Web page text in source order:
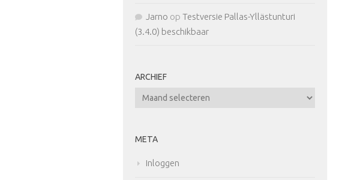
Jarno op Testversie Pallas-Yllästunturi
(3.4.0) beschikbaar
ARCHIEF
Archief
META
Inloggen